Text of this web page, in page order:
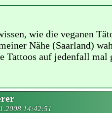
wie die veganen
Nähe (Saarland)
Tattoos auf jedenfall mal
14:42:51